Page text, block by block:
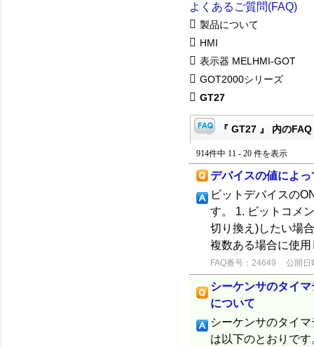
よくあるご質問(FAQ)
製品について
HMI
表示器 MELHMI-GOT
GOT2000シリーズ
GT27
『 GT27 』 内のFAQ
914件中 11 - 20 件を表示
デバイスの値によ
ビットデバイスの
す。 1. ビットコメ
切り換え)したい場
複数ある場合に使
FAQ番号：24649 公開日
シーケンサのタイ
について
シーケンサのタイ
は以下のとおりで